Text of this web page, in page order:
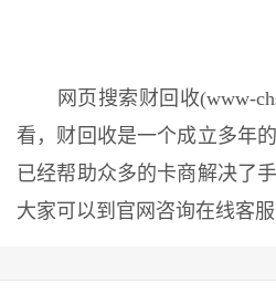
网页搜索财回收(www-
看，财回收是一个成立多年
已经帮助众多的卡商解决了
大家可以到官网咨询在线客服